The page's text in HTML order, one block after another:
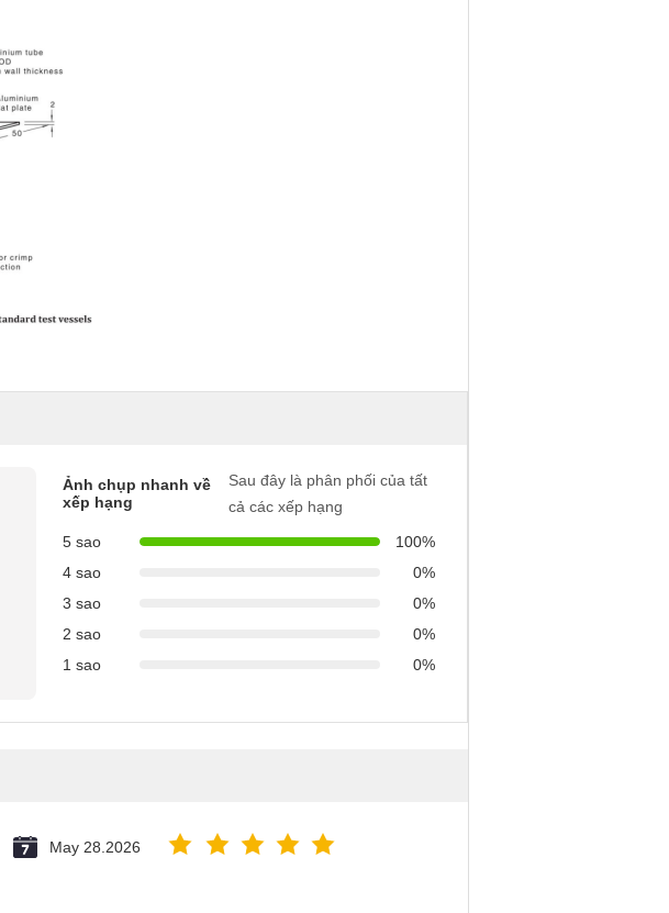
Ảnh chụp nhanh về
xếp hạng
Sau đây là phân phối của tất
cả các xếp hạng
5 sao
100%
4 sao
0%
3 sao
0%
2 sao
0%
1 sao
0%
May 28.2026